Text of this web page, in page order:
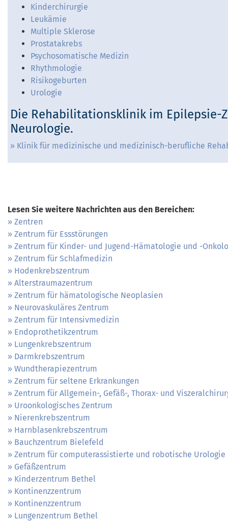
Kinderchirurgie
Leukämie
Multiple Sklerose
Prostatakrebs
Psychosomatische Medizin
Rhythmologie
Risikogeburten
Urologie
Die Rehabilitationsklinik im Epilepsie-
Neurologie.
Klinik für medizinische und medizinisch-berufliche
Lesen Sie weitere Nachrichten aus den Bereichen:
Zentren
Zentrum für Essstörungen
Zentrum für Kinder- und Jugend-Hämatologie und -
Zentrum für Schlafmedizin
Hodenkrebszentrum
Alterstraumazentrum
Zentrum für hämatologische Neoplasien
Neurovaskuläres Zentrum
Zentrum für Intensivmedizin
Endoprothetikzentrum
Lungenkrebszentrum
Darmkrebszentrum
Wundtherapiezentrum
Zentrum für seltene Erkrankungen
Zentrum für Allgemein-, Gefäß-, Thorax- und
Uroonkologisches Zentrum
Nierenkrebszentrum
Harnblasenkrebszentrum
Bauchzentrum Bielefeld
Zentrum für computerassistierte und robotische Urologie
Gefäßzentrum
Kinderzentrum Bethel
Kontinenzzentrum
Kontinenzzentrum
Lungenzentrum Bethel